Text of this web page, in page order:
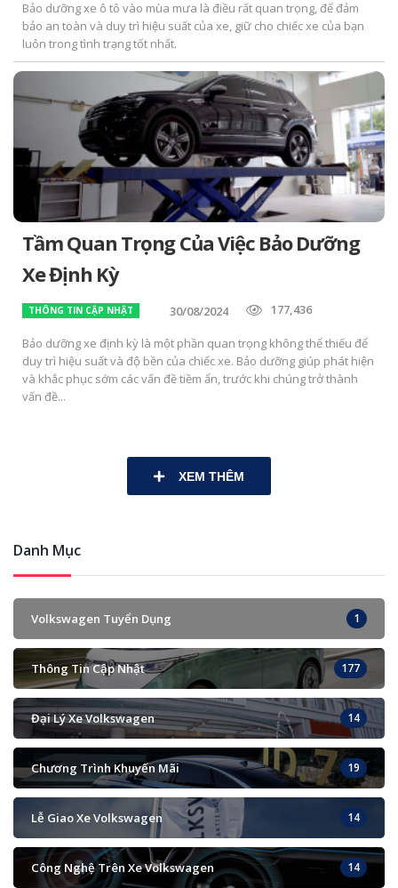
Bảo dưỡng xe ô tô vào mùa mưa là điều rất quan trọng, để đảm
bảo an toàn và duy trì hiệu suất của xe, giữ cho chiếc xe của bạn
luôn trong tình trạng tốt nhất.
Tầm Quan Trọng Của Việc Bảo Dưỡng
Xe Định Kỳ
THÔNG TIN CẬP NHẬT 30/08/2024 177,436
Bảo dưỡng xe định kỳ là một phần quan trọng không thể thiếu để
duy trì hiệu suất và độ bền của chiếc xe. Bảo dưỡng giúp phát hiện
và khắc phục sớm các vấn đề tiềm ẩn, trước khi chúng trở thành
vấn đề...
XEM THÊM
Danh Mục
Volkswagen Tuyển Dụng 1
Thông Tin Cập Nhật 177
Đại Lý Xe Volkswagen 14
Chương Trình Khuyến Mãi 19
Lễ Giao Xe Volkswagen 14
Công Nghệ Trên Xe Volkswagen 14